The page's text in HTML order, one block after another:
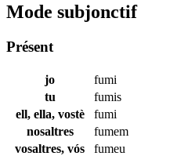
Mode subjonctif
Présent
jo
fumi
tu
fumis
ell, ella, vostè
fumi
nosaltres
fumem
vosaltres, vós
fumeu